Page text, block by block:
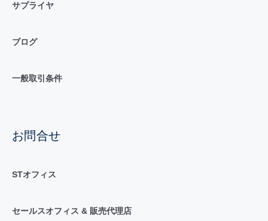
サプライヤ
ブログ
一般取引条件
お問合せ
STオフィス
セールスオフィス & 販売代理店